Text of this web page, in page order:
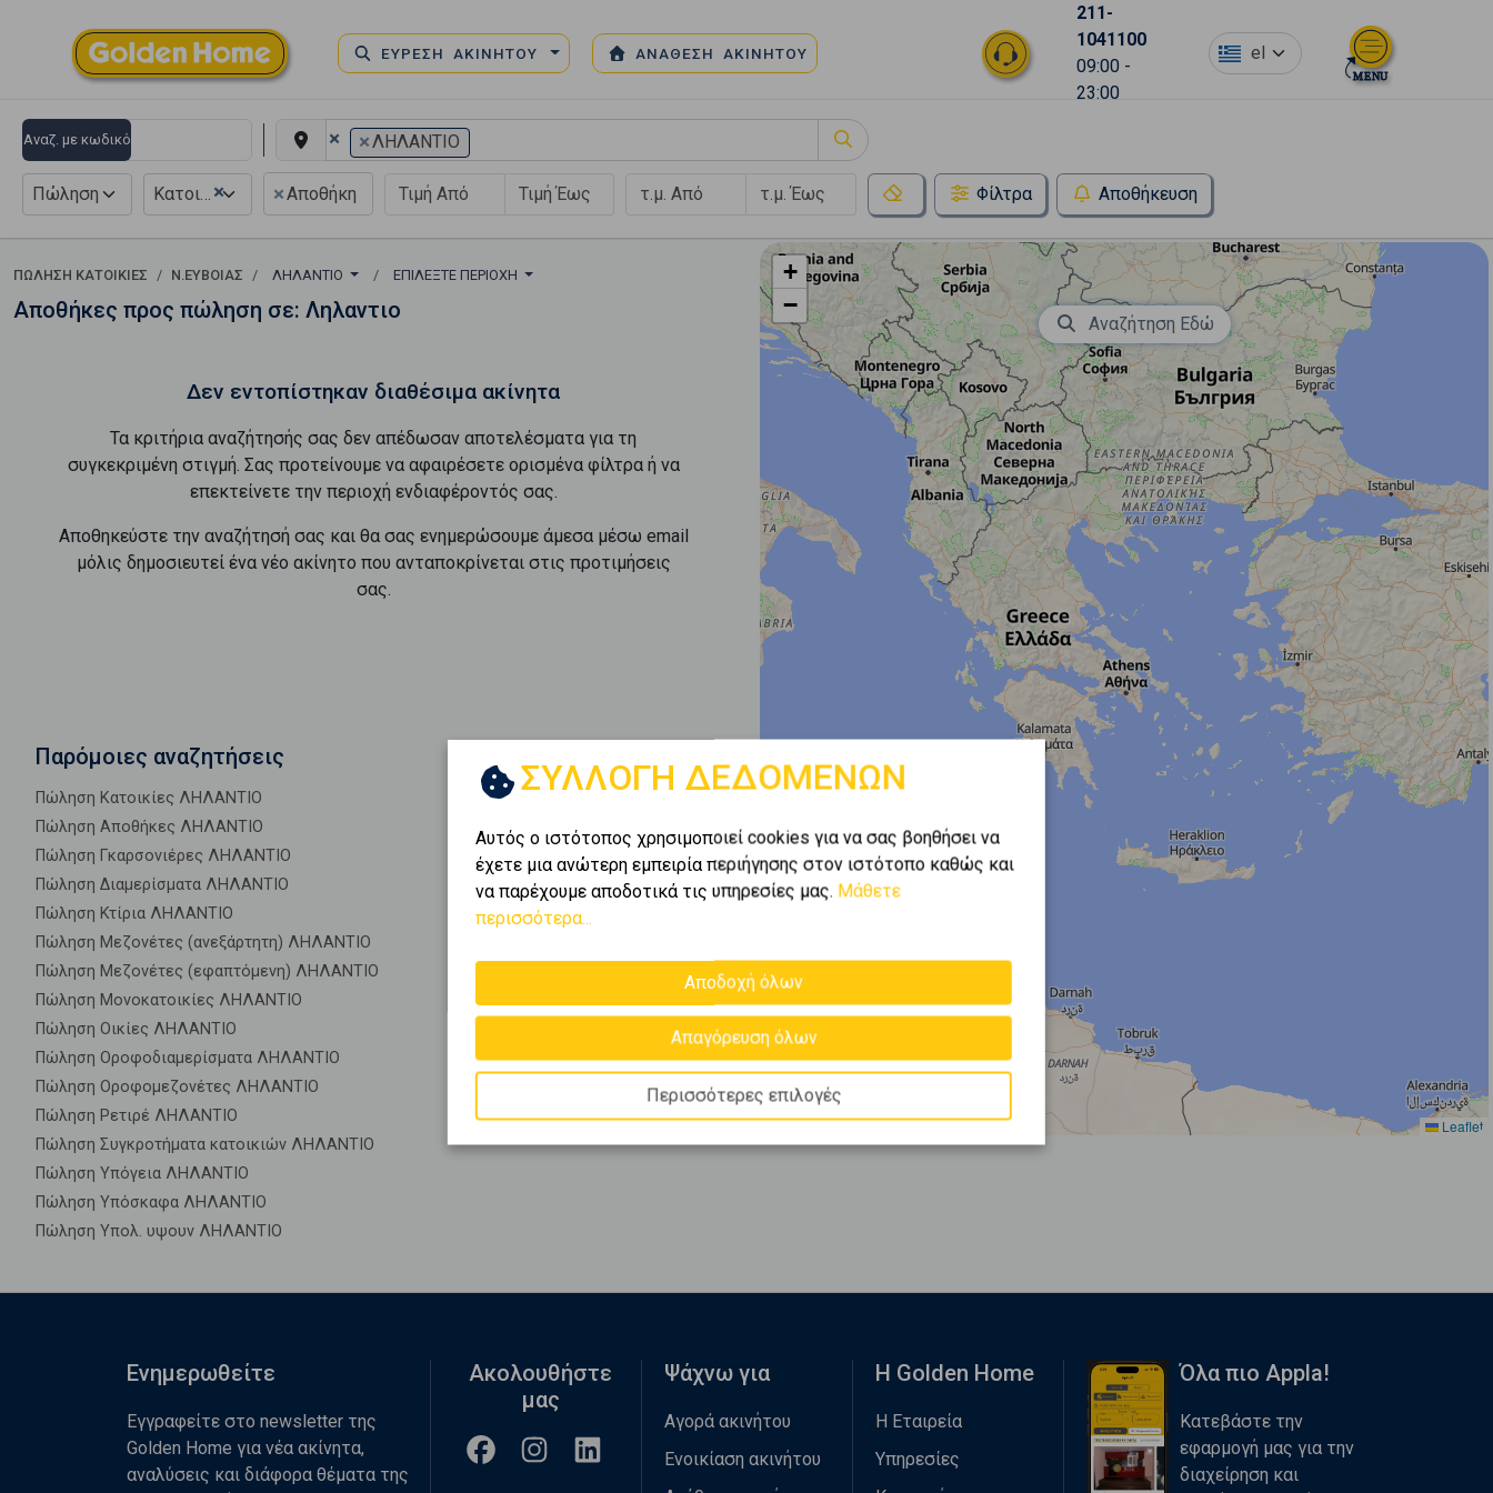
ΕΥΡΕΣΗ ΑΚΙΝΗΤΟΥ ΑΝΑΘΕΣΗ ΑΚΙΝΗΤΟΥ
211-
1041100
09:00 -
23:00
el
Αναζ. με κωδικό × ×ΛΗΛΑΝΤΙΟ
Πώληση ×
Κατοικία ×Αποθήκη Φίλτρα Αποθήκευση
ΠΏΛΗΣΗ ΚΑΤΟΙΚΊΕΣ Ν.ΕΥΒΟΙΑΣ ΛΗΛΑΝΤΙΟ ΕΠΙΛΈΞΤΕ ΠΕΡΙΟΧΉ
Αποθήκες προς πώληση σε: Ληλαντιο
Δεν εντοπίστηκαν διαθέσιμα ακίνητα
Τα κριτήρια αναζήτησής σας δεν απέδωσαν αποτελέσματα για τη
συγκεκριμένη στιγμή. Σας προτείνουμε να αφαιρέσετε ορισμένα φίλτρα ή να
επεκτείνετε την περιοχή ενδιαφέροντός σας.
Αποθηκεύστε την αναζήτησή σας και θα σας ενημερώσουμε άμεσα μέσω email
μόλις δημοσιευτεί ένα νέο ακίνητο που ανταποκρίνεται στις προτιμήσεις
σας.
Παρόμοιες αναζητήσεις
Πώληση Κατοικίες ΛΗΛΑΝΤΙΟ
Πώληση Αποθήκες ΛΗΛΑΝΤΙΟ
Πώληση Γκαρσονιέρες ΛΗΛΑΝΤΙΟ
Πώληση Διαμερίσματα ΛΗΛΑΝΤΙΟ
Πώληση Κτίρια ΛΗΛΑΝΤΙΟ
Πώληση Μεζονέτες (ανεξάρτητη) ΛΗΛΑΝΤΙΟ
Πώληση Μεζονέτες (εφαπτόμενη) ΛΗΛΑΝΤΙΟ
Πώληση Μονοκατοικίες ΛΗΛΑΝΤΙΟ
Πώληση Οικίες ΛΗΛΑΝΤΙΟ
Πώληση Οροφοδιαμερίσματα ΛΗΛΑΝΤΙΟ
Πώληση Οροφομεζονέτες ΛΗΛΑΝΤΙΟ
Πώληση Ρετιρέ ΛΗΛΑΝΤΙΟ
Πώληση Συγκροτήματα κατοικιών ΛΗΛΑΝΤΙΟ
Πώληση Υπόγεια ΛΗΛΑΝΤΙΟ
Πώληση Υπόσκαφα ΛΗΛΑΝΤΙΟ
Πώληση Υπολ. υψουν ΛΗΛΑΝΤΙΟ
+
−
Leaflet
Αναζήτηση Εδώ
ΣΥΛΛΟΓΗ ΔΕΔΟΜΕΝΩΝ
Αυτός ο ιστότοπος χρησιμοποιεί cookies για να σας βοηθήσει να
έχετε μια ανώτερη εμπειρία περιήγησης στον ιστότοπο καθώς και
να παρέχουμε αποδοτικά τις υπηρεσίες μας. Μάθετε
περισσότερα...
Αποδοχή όλων
Απαγόρευση όλων
Περισσότερες επιλογές
Ενημερωθείτε
Εγγραφείτε στο newsletter της
Golden Home για νέα ακίνητα,
αναλύσεις και διάφορα θέματα της
Ακολουθήστε
μας
Ψάχνω για
Αγορά ακινήτου
Ενοικίαση ακινήτου
Η Golden Home
Η Εταιρεία
Υπηρεσίες
Όλα πιο Appla!
Κατεβάστε την
εφαρμογή μας για την
διαχείρηση και